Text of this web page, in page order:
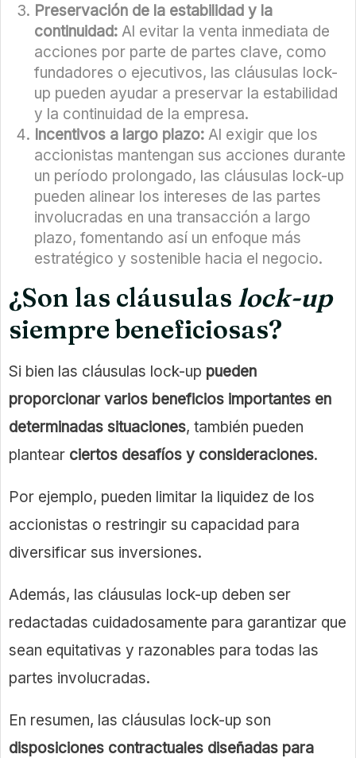
Preservación de la estabilidad y la
continuidad: Al evitar la venta inmediata de
acciones por parte de partes clave, como
fundadores o ejecutivos, las cláusulas lock-
up pueden ayudar a preservar la estabilidad
y la continuidad de la empresa.
Incentivos a largo plazo: Al exigir que los
accionistas mantengan sus acciones durante
un período prolongado, las cláusulas lock-up
pueden alinear los intereses de las partes
involucradas en una transacción a largo
plazo, fomentando así un enfoque más
estratégico y sostenible hacia el negocio.
¿Son las cláusulas lock-up
siempre beneficiosas?
Si bien las cláusulas lock-up pueden
proporcionar varios beneficios importantes en
determinadas situaciones, también pueden
plantear ciertos desafíos y consideraciones.
Por ejemplo, pueden limitar la liquidez de los
accionistas o restringir su capacidad para
diversificar sus inversiones.
Además, las cláusulas lock-up deben ser
redactadas cuidadosamente para garantizar que
sean equitativas y razonables para todas las
partes involucradas.
En resumen, las cláusulas lock-up son
disposiciones contractuales diseñadas para